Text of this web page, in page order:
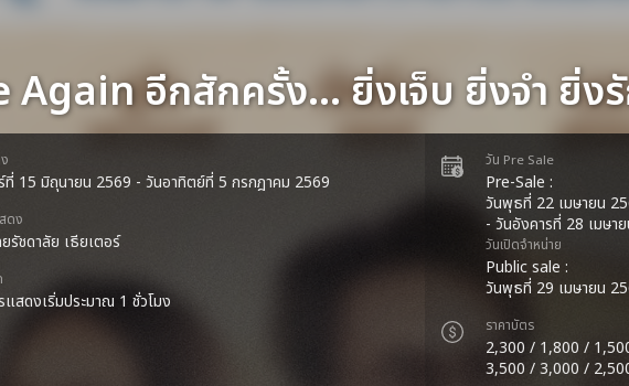
Again อีกสักครั้ง… ยิ่งเจ็บ ยิ่งจำ ยิ่ง
ที่ 15 มิถุนายน 2569 - วันอาทิตย์ที่ 5 กรกฎาคม 2569
ดง
ยรัชดาลัย เธียเตอร์
แสดงเริ่มประมาณ 1 ชั่วโมง
วัน Pre Sale
Pre-Sale :
วันพุธที่ 22 เมษายน
- วันอังคารที่ 28 เมษา
วันเปิดจำหน่าย
Public sale :
วันพุธที่ 29 เมษายน
ราคาบัตร
2,300 / 1,800 /
3,500 / 3,000 /